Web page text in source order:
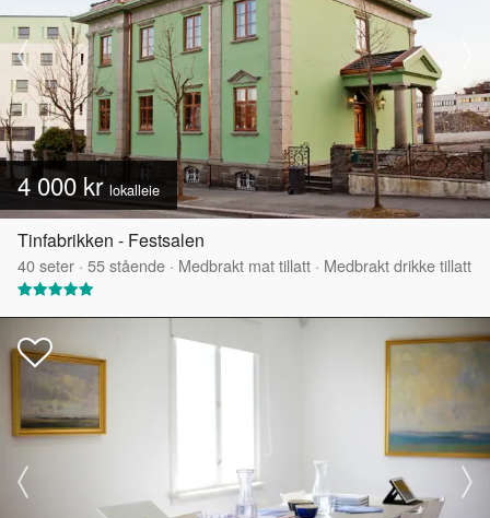
4 000 krlokalleie
Tinfabrikken - Festsalen
40seter · 55stående · Medbrakt mat tillatt · Medbrakt drikke tillatt